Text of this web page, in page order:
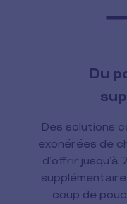
Du
Des solutions
exonérées de
d’offrir
coup de